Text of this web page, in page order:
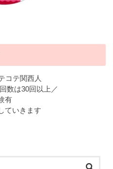
コテ関西人
数は30回以上／
有
ていきます